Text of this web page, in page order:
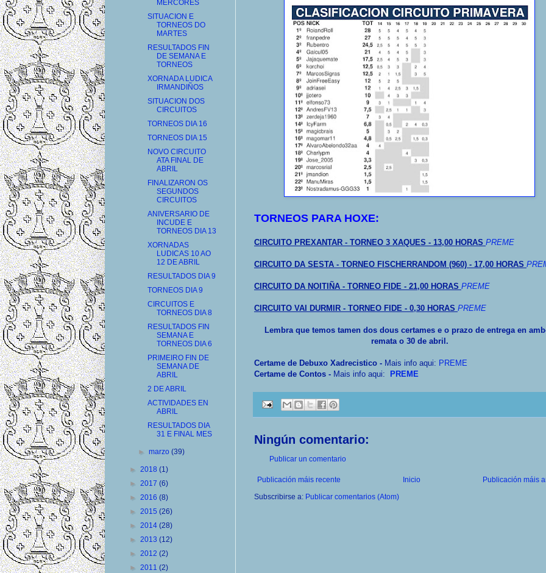
TORNEOS PARA HOXE:
CIRCUITO PREXANTAR - TORNEO 3 XAQUES - 13,00 HORAS PREME
CIRCUITO DA SESTA - TORNEO FISCHERRANDOM (960) - 17,00 HORAS
CIRCUITO DA NOITIÑA - TORNEO FIDE - 21,00 HORAS PREME
CIRCUITO VAI DURMIR - TORNEO FIDE - 0,30 HORAS PREME
Lembra que temos tamen dos dous certames e o prazo de entrega en
remata o 30 de abril.
Certame de Debuxo Xadrecistico - Mais info aqui: PREME
Certame de Contos - Mais info aqui: PREME
Ningún comentario:
Publicar un comentario
Publicación máis recente Publicación máis
Inicio
Subscribirse a: Publicar comentarios (Atom)
MERCORES
SITUACION E
TORNEOS DO
MARTES
RESULTADOS FIN
DE SEMANA E
TORNEOS
XORNADA LUDICA
IRMANDIÑOS
SITUACION DOS
CIRCUITOS
TORNEOS DIA 16
TORNEOS DIA 15
NOVO CIRCUITO
ATA FINAL DE
ABRIL
FINALIZARON OS
SEGUNDOS
CIRCUITOS
ANIVERSARIO DE
INCUDE E
TORNEOS DIA 13
XORNADAS
LUDICAS 10 AO
12 DE ABRIL
RESULTADOS DIA 9
TORNEOS DIA 9
CIRCUITOS E
TORNEOS DIA 8
RESULTADOS FIN
SEMANA E
TORNEOS DIA 6
PRIMEIRO FIN DE
SEMANA DE
ABRIL
2 DE ABRIL
ACTIVIDADES EN
ABRIL
RESULTADOS DIA
31 E FINAL MES
►marzo(39)
► 2018 (1)
► 2017 (6)
► 2016 (8)
► 2015 (26)
► 2014 (28)
► 2013 (12)
► 2012 (2)
► 2011 (2)